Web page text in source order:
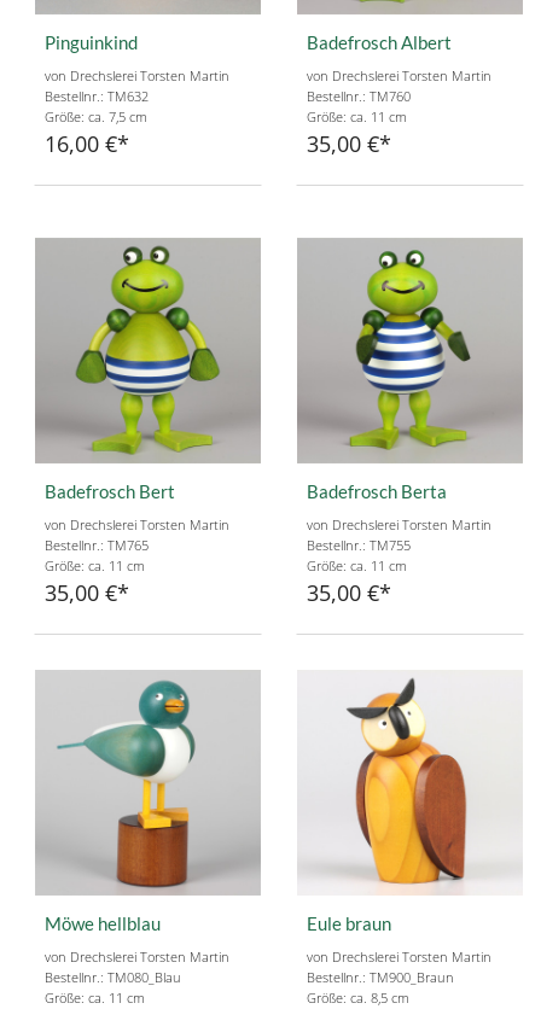
Pinguinkind
von Drechslerei Torsten Martin
Bestellnr.: TM632
Größe: ca. 7,5 cm
16,00 €
Badefrosch Albert
von Drechslerei Torsten Martin
Bestellnr.: TM760
Größe: ca. 11 cm
35,00 €
Badefrosch Bert
von Drechslerei Torsten Martin
Bestellnr.: TM765
Größe: ca. 11 cm
35,00 €
Badefrosch Berta
von Drechslerei Torsten Martin
Bestellnr.: TM755
Größe: ca. 11 cm
35,00 €
Möwe hellblau
von Drechslerei Torsten Martin
Bestellnr.: TM080_Blau
Größe: ca. 11 cm
Eule braun
von Drechslerei Torsten Martin
Bestellnr.: TM900_Braun
Größe: ca. 8,5 cm